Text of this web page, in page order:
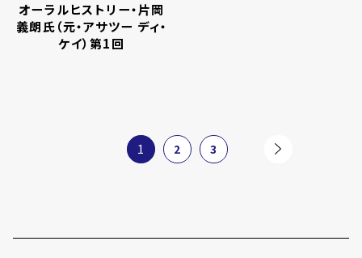
オーラルヒストリー・片岡
義朗氏（元・アサツー ディ・
ケイ）第1回
1 2 3